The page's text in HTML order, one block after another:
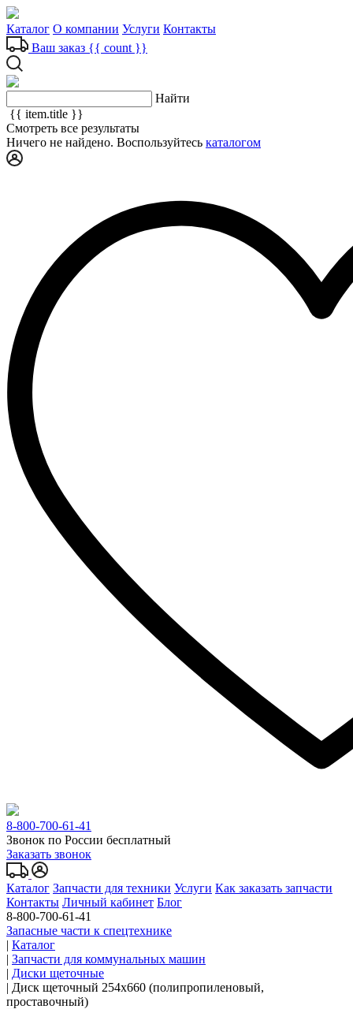
Каталог О компании Услуги Контакты
Ваш заказ {{ count }}
Найти
{{ item.title }}
Смотреть все результаты
Ничего не найдено. Воспользуйтесь каталогом
8-800-700-61-41
Звонок по России бесплатный
Заказать звонок
Каталог Запчасти для техники Услуги Как заказать запчасти
Контакты Личный кабинет Блог
8-800-700-61-41
Запасные части к спецтехнике
| Каталог
| Запчасти для коммунальных машин
| Диски щеточные
| Диск щеточный 254x660 (полипропиленовый,
проставочный)